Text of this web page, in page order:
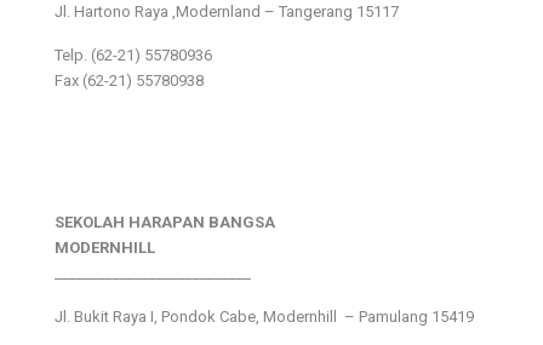
Jl. Hartono Raya ,Modernland – Tangerang 15117
Telp. (62-21) 55780936
Fax (62-21) 55780938
SEKOLAH HARAPAN BANGSA
MODERNHILL
Jl. Bukit Raya I, Pondok Cabe, Modernhill – Pamulang 15419